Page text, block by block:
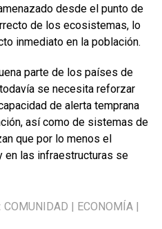
desde el punto de
de los ecosistemas, lo
inmediato en la población.
parte de los países de
se necesita reforzar
de alerta temprana
así como de sistemas de
que por lo menos el
en las infraestructuras se
COMUNIDAD ECONOMÍA